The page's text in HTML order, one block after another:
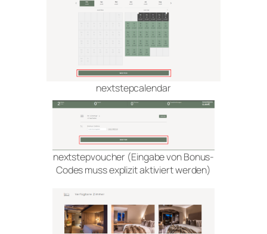
nextstepcalendar
nextstepvoucher (Eingabe von Bonus-
Codes muss explizit aktiviert werden)